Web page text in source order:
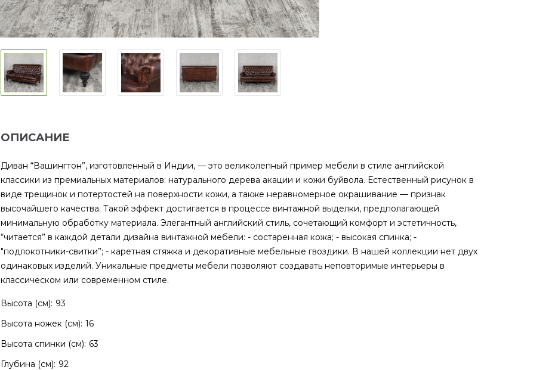
ОПИСАНИЕ
Диван “Вашингтон”, изготовленный в Индии, — это великолепный пример мебели в стиле английской
классики из премиальных материалов: натурального дерева акации и кожи буйвола. Естественный рисунок в
виде трещинок и потертостей на поверхности кожи, а также неравномерное окрашивание — признак
высочайшего качества. Такой эффект достигается в процессе винтажной выделки, предполагающей
минимальную обработку материала. Элегантный английский стиль, сочетающий комфорт и эстетичность,
“читается” в каждой детали дизайна винтажной мебели: - состаренная кожа; - высокая спинка; -
"подлокотники-свитки”; - каретная стяжка и декоративные мебельные гвоздики. В нашей коллекции нет двух
одинаковых изделий. Уникальные предметы мебели позволяют создавать неповторимые интерьеры в
классическом или современном стиле.
Высота (см): 93
Высота ножек (см): 16
Высота спинки (см): 63
Глубина (см): 92